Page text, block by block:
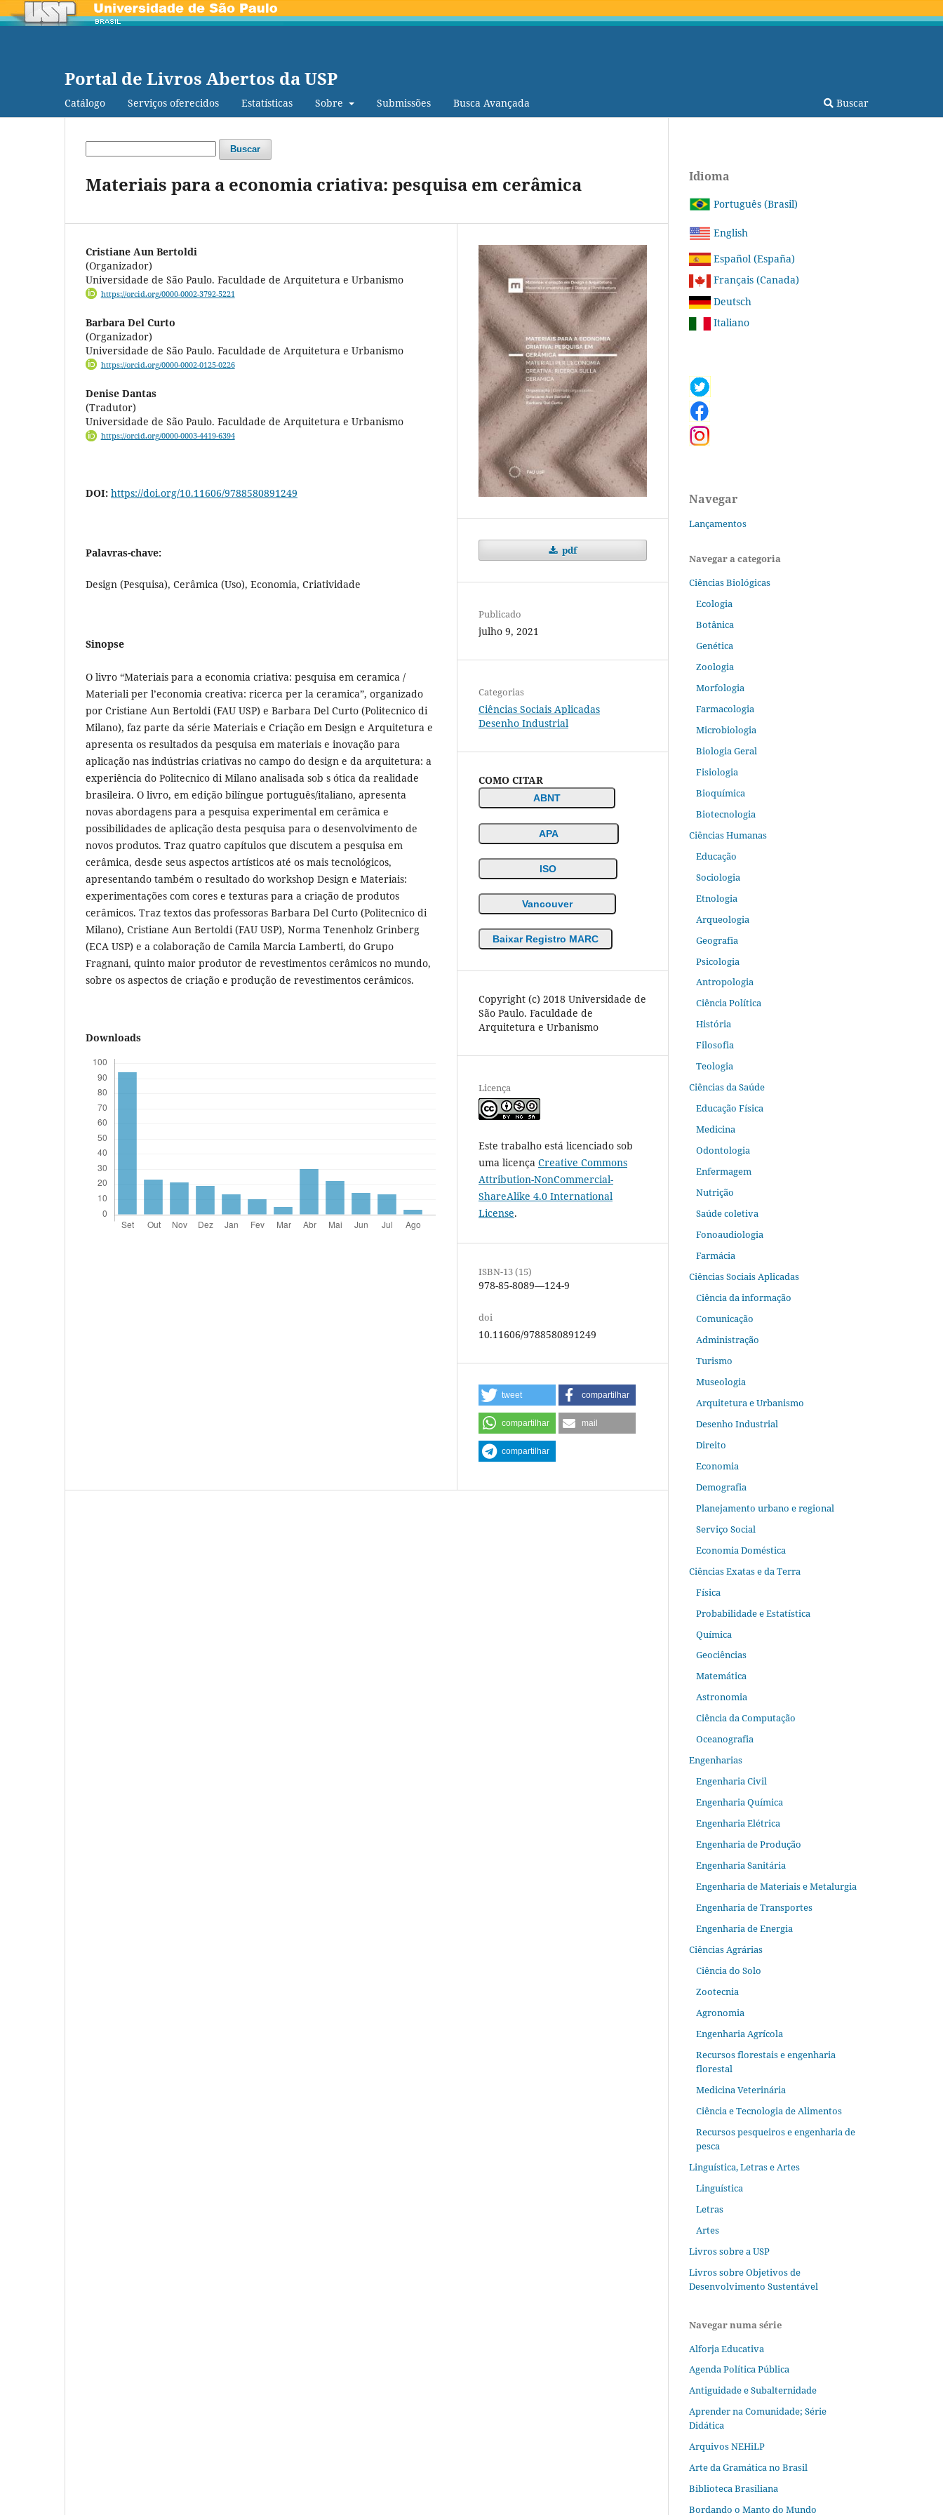
Portal de Livros Abertos da USP
Catálogo Serviços oferecidos Estatísticas Sobre Submissões Busca Avançada Buscar
Buscar
Materiais para a economia criativa: pesquisa em cerâmica
Cristiane Aun Bertoldi
(Organizador)
Universidade de São Paulo. Faculdade de Arquitetura e Urbanismo
https://orcid.org/0000-0002-3792-5221
Barbara Del Curto
(Organizador)
Universidade de São Paulo. Faculdade de Arquitetura e Urbanismo
https://orcid.org/0000-0002-0125-0226
Denise Dantas
(Tradutor)
Universidade de São Paulo. Faculdade de Arquitetura e Urbanismo
https://orcid.org/0000-0003-4419-6394
DOI: https://doi.org/10.11606/9788580891249
Palavras-chave:
Design (Pesquisa), Cerâmica (Uso), Economia, Criatividade
Sinopse
O livro “Materiais para a economia criativa: pesquisa em ceramica /
Materiali per l’economia creativa: ricerca per la ceramica”, organizado
por Cristiane Aun Bertoldi (FAU USP) e Barbara Del Curto (Politecnico di
Milano), faz parte da série Materiais e Criação em Design e Arquitetura e
apresenta os resultados da pesquisa em materiais e inovação para
aplicação nas indústrias criativas no campo do design e da arquitetura: a
experiência do Politecnico di Milano analisada sob s ótica da realidade
brasileira. O livro, em edição bilíngue português/italiano, apresenta
novas abordagens para a pesquisa experimental em cerâmica e
possibilidades de aplicação desta pesquisa para o desenvolvimento de
novos produtos. Traz quatro capítulos que discutem a pesquisa em
cerâmica, desde seus aspectos artísticos até os mais tecnológicos,
apresentando também o resultado do workshop Design e Materiais:
experimentações com cores e texturas para a criação de produtos
cerâmicos. Traz textos das professoras Barbara Del Curto (Politecnico di
Milano), Cristiane Aun Bertoldi (FAU USP), Norma Tenenholz Grinberg
(ECA USP) e a colaboração de Camila Marcia Lamberti, do Grupo
Fragnani, quinto maior produtor de revestimentos cerâmicos no mundo,
sobre os aspectos de criação e produção de revestimentos cerâmicos.
Downloads
pdf
Publicado
julho 9, 2021
Categorias
Ciências Sociais Aplicadas
Desenho Industrial
COMO CITAR
ABNT
APA
ISO
Vancouver
Baixar Registro MARC
Copyright (c) 2018 Universidade de
São Paulo. Faculdade de
Arquitetura e Urbanismo
Licença
Este trabalho está licenciado sob
uma licença Creative Commons
Attribution-NonCommercial-
ShareAlike 4.0 International
License.
ISBN-13 (15)
978-85-8089—124-9
doi
10.11606/9788580891249
tweet compartilhar
compartilhar mail
compartilhar
Idioma
Português (Brasil)
English
Español (España)
Français (Canada)
Deutsch
Italiano
Navegar
Lançamentos
Navegar a categoria
Ciências Biológicas
Ecologia
Botânica
Genética
Zoologia
Morfologia
Farmacologia
Microbiologia
Biologia Geral
Fisiologia
Bioquímica
Biotecnologia
Ciências Humanas
Educação
Sociologia
Etnologia
Arqueologia
Geografia
Psicologia
Antropologia
Ciência Política
História
Filosofia
Teologia
Ciências da Saúde
Educação Física
Medicina
Odontologia
Enfermagem
Nutrição
Saúde coletiva
Fonoaudiologia
Farmácia
Ciências Sociais Aplicadas
Ciência da informação
Comunicação
Administração
Turismo
Museologia
Arquitetura e Urbanismo
Desenho Industrial
Direito
Economia
Demografia
Planejamento urbano e regional
Serviço Social
Economia Doméstica
Ciências Exatas e da Terra
Física
Probabilidade e Estatística
Química
Geociências
Matemática
Astronomia
Ciência da Computação
Oceanografia
Engenharias
Engenharia Civil
Engenharia Química
Engenharia Elétrica
Engenharia de Produção
Engenharia Sanitária
Engenharia de Materiais e Metalurgia
Engenharia de Transportes
Engenharia de Energia
Ciências Agrárias
Ciência do Solo
Zootecnia
Agronomia
Engenharia Agrícola
Recursos florestais e engenharia
florestal
Medicina Veterinária
Ciência e Tecnologia de Alimentos
Recursos pesqueiros e engenharia de
pesca
Linguística, Letras e Artes
Linguística
Letras
Artes
Livros sobre a USP
Livros sobre Objetivos de
Desenvolvimento Sustentável
Navegar numa série
Alforja Educativa
Agenda Política Pública
Antiguidade e Subalternidade
Aprender na Comunidade; Série
Didática
Arquivos NEHiLP
Arte da Gramática no Brasil
Biblioteca Brasiliana
Bordando o Manto do Mundo